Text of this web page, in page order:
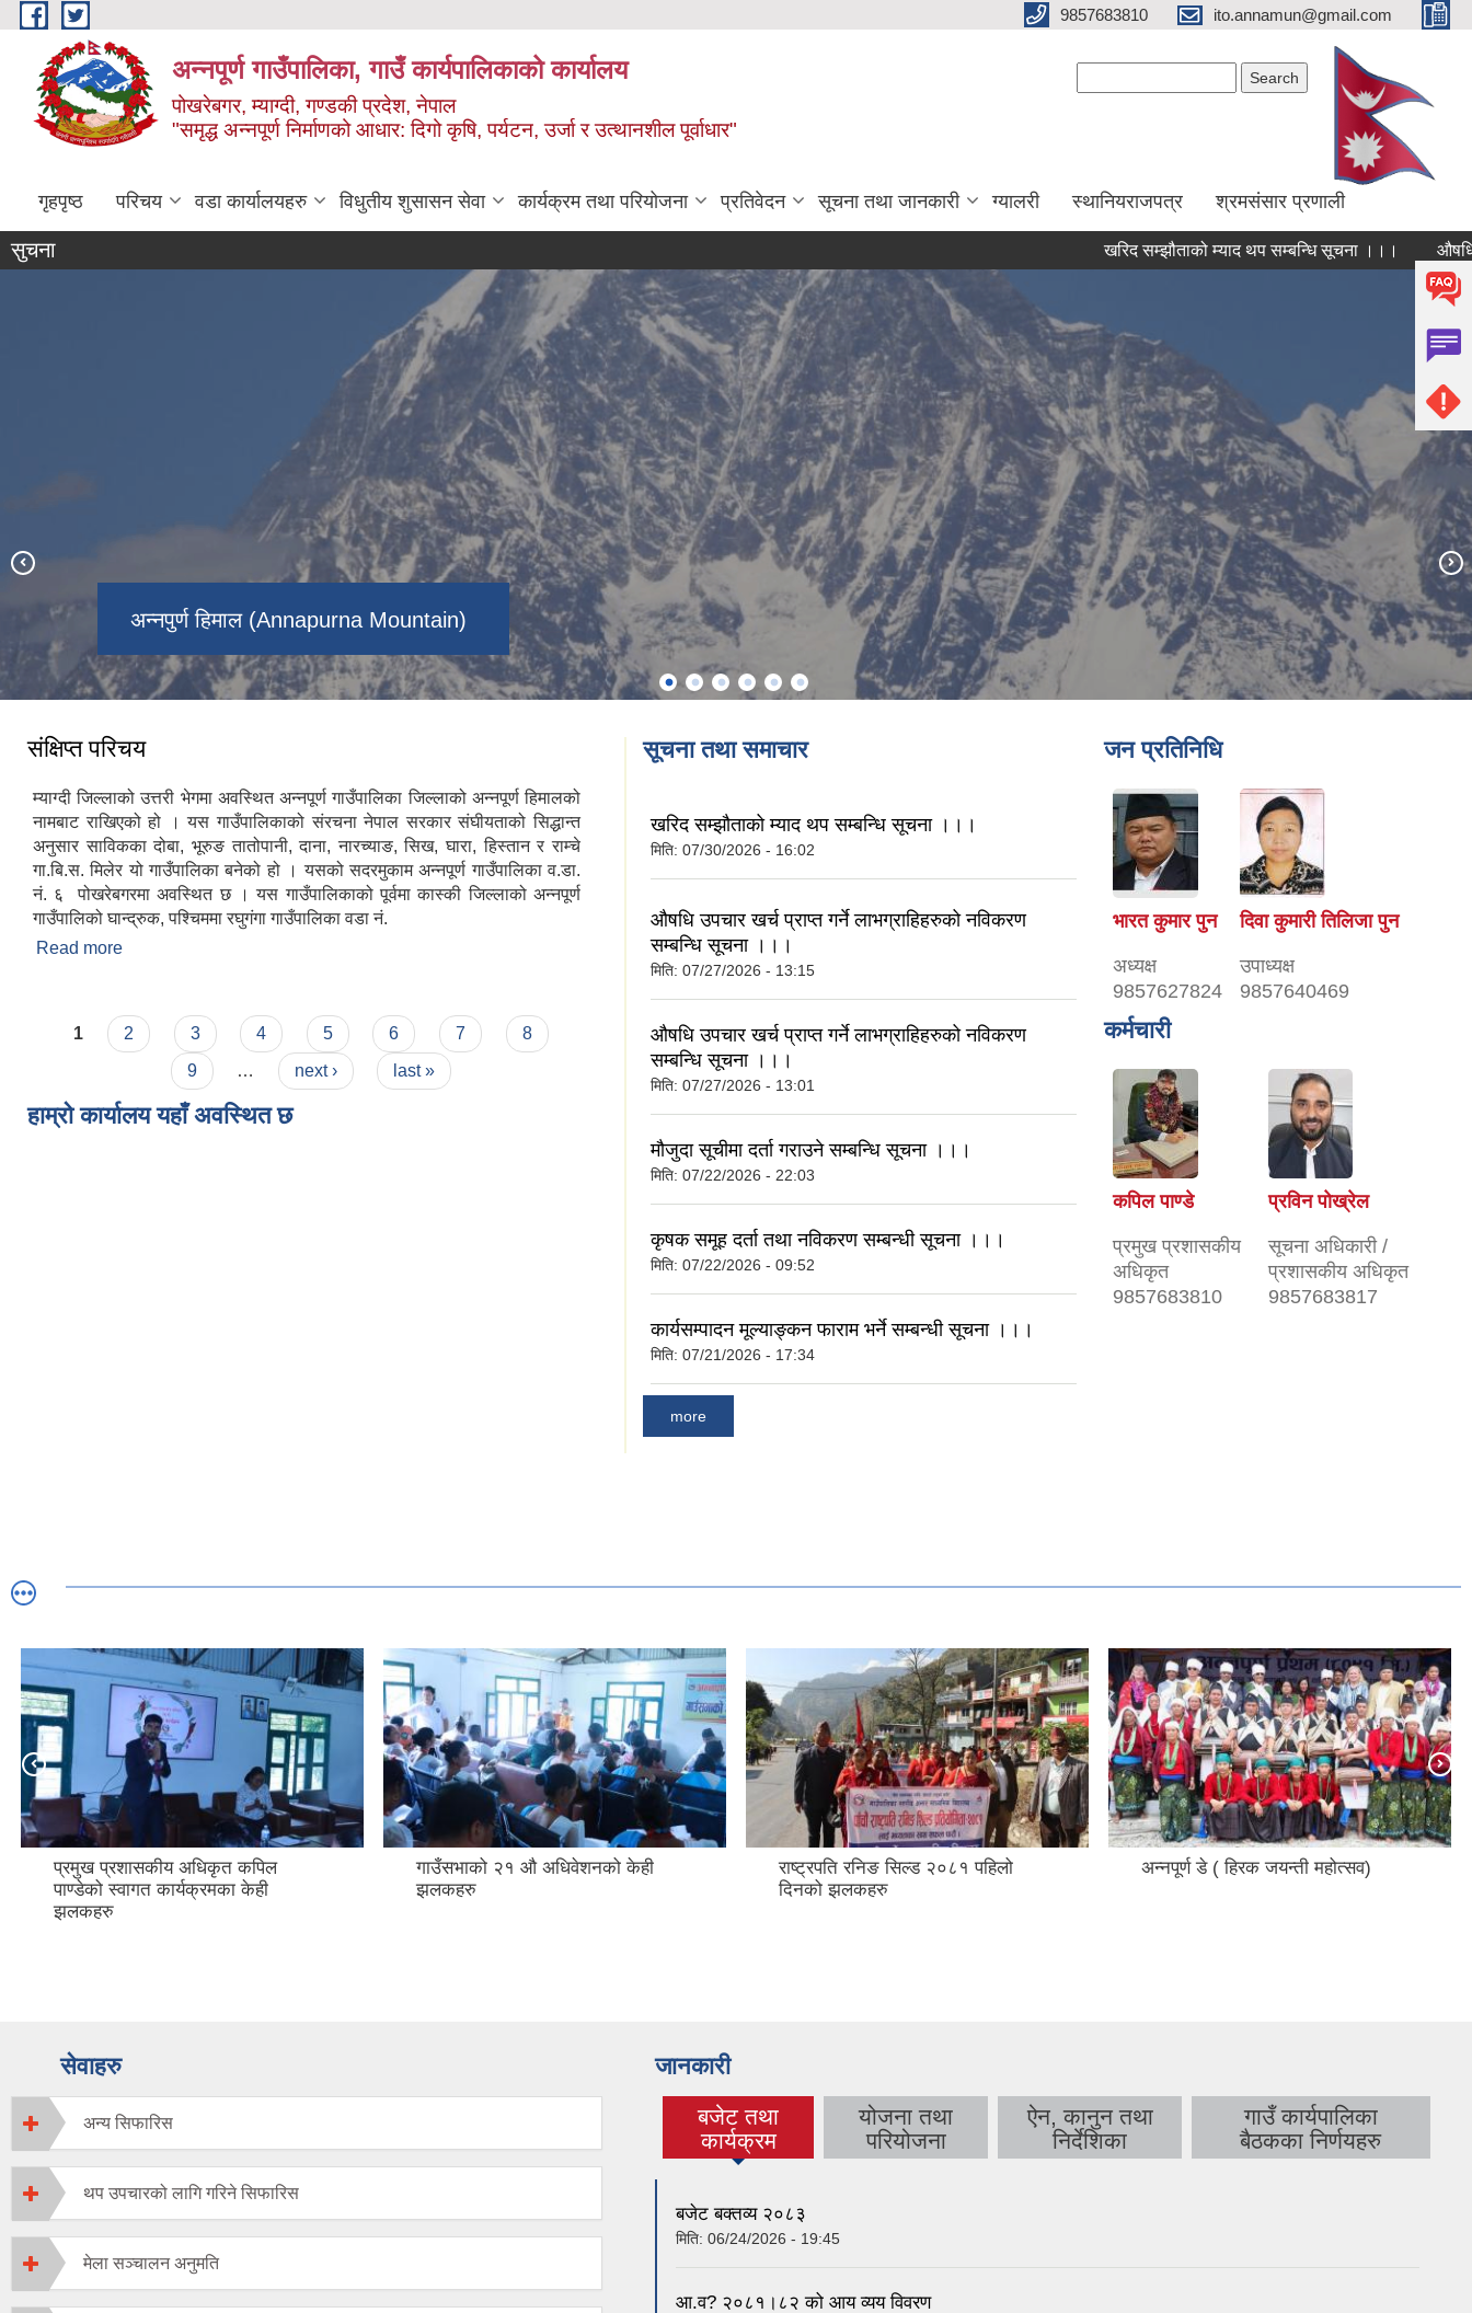
Skip to main content 9857683810 ito.annamun@gmail.com
अन्‍नपूर्ण गाउँपालिका, गाउँ कार्यपालिकाको कार्यालय
पोखरेबगर, म्याग्दी, गण्डकी प्रदेश, नेपाल
"समृद्ध अन्‍नपूर्ण निर्माणको आधार: दिगो कृषि, पर्यटन, उर्जा र उत्थानशील पूर्वाधार"
गृहपृष्ठ परिचय वडा कार्यालयहरु विधुतीय शुसासन सेवा कार्यक्रम तथा परियोजना प्रतिवेदन सूचना तथा जानकारी ग्यालरी स्थानियराजपत्र श्रमसंसार प्रणाली
सुचना खरिद सम्झौताको म्याद थप सम्बन्धि सूचना ।।। औषधि उपचार
अन्नपुर्ण हिमाल (Annapurna Mountain)
अन्नपुर्ण आधार शिविर (Annapurna Base
Camp)
पून हिल (Poon Hill)
मोहोरे डाँडा (Mohore Dada)
नागि बराह (Nagi Barah)
स‌ंक्षिप्त परिचय
म्याग्दी जिल्लाको उत्तरी भेगमा अवस्थित अन्नपूर्ण गाउँपालिका जिल्लाको अन्नपूर्ण हिमालको
नामबाट राखिएको हो । यस गाउँपालिकाको संरचना नेपाल सरकार संघीयताको सिद्धान्त
अनुसार साविकका दोबा, भूरुङ तातोपानी, दाना, नारच्याङ, सिख, घारा, हिस्तान र राम्चे
गा.बि.स. मिलेर यो गाउँपालिका बनेको हो । यसको सदरमुकाम अन्नपूर्ण गाउँपालिका व.डा.
नं. ६ पोखरेबगरमा अवस्थित छ । यस गाउँपालिकाको पूर्वमा कास्की जिल्लाको अन्नपूर्ण
गाउँपालिको घान्द्रुक, पश्चिममा रघुगंगा गाउँपालिका वडा नं.
Read more
Pages
1 2 3 4 5 6 7
8
9
… next › last »
हाम्रो कार्यालय यहाँ अवस्थित छ
सूचना तथा समाचार
खरिद सम्झौताको म्याद थप सम्बन्धि सूचना ।।।
मिति: 07/30/2026 - 16:02
औषधि उपचार खर्च प्राप्त गर्ने लाभग्राहिहरुको नविकरण
सम्बन्धि सूचना ।।।
मिति: 07/27/2026 - 13:15
औषधि उपचार खर्च प्राप्त गर्ने लाभग्राहिहरुको नविकरण
सम्बन्धि सूचना ।।।
मिति: 07/27/2026 - 13:01
मौजुदा सूचीमा दर्ता गराउने सम्बन्धि सूचना ।।।
मिति: 07/22/2026 - 22:03
कृषक समूह दर्ता तथा नविकरण सम्बन्धी सूचना ।।।
मिति: 07/22/2026 - 09:52
कार्यसम्पादन मूल्याङ्कन फाराम भर्ने सम्बन्धी सूचना ।।।
मिति: 07/21/2026 - 17:34
more
जन प्रतिनिधि
भारत कुमार पुन
अध्यक्ष
9857627824
दिवा कुमारी तिलिजा पुन
उपाध्यक्ष
9857640469
कर्मचारी
कपिल पाण्डे
प्रमुख प्रशासकीय
अधिकृत
9857683810
प्रविन पोख्रेल
सूचना अधिकारी /
प्रशासकीय अधिकृत
9857683817
प्रमुख प्रशासकीय अधिकृत कपिल
पाण्डेको स्वागत कार्यक्रमका केही
झलकहरु
गाउँसभाको २१ औ अधिवेशनको केही
झलकहरु
राष्ट्रपति रनिङ सिल्ड २०८१ पहिलो
दिनको झलकहरु
अन्नपूर्ण डे ( हिरक जयन्ती महोत्सव)
सेवाहरु
अन्य सिफारिस
थप उपचारको लागि गरिने सिफारिस
मेला सञ्चालन अनुमति
जानकारी
बजेट तथा
कार्यक्रम
(active tab)
योजना तथा
परियोजना
ऐन, कानुन तथा
निर्देशिका
गाउँ कार्यपालिका
बैठकका निर्णयहरु
बजेट बक्तव्य २०८३
मिति: 06/24/2026 - 19:45
आ.व? २०८१।८२ को आय व्यय विवरण